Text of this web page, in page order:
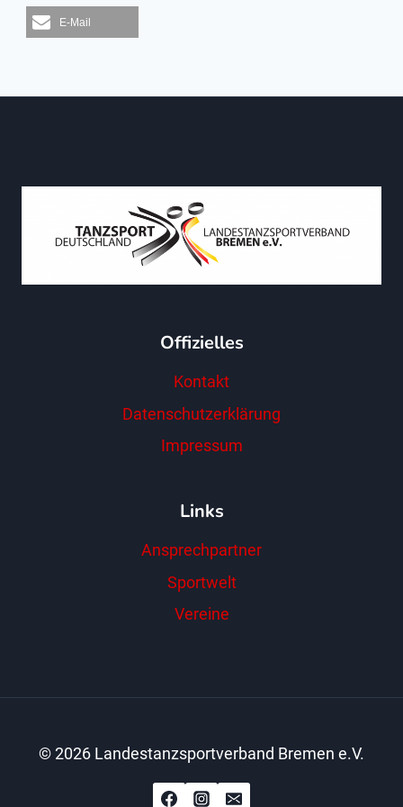
E-Mail
Offizielles
Kontakt
Datenschutzerklärung
Impressum
Links
Ansprechpartner
Sportwelt
Vereine
© 2026 Landestanzsportverband Bremen e.V.